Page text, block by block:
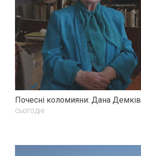
Почесні коломияни: Дана Демків
СЬОГОДНІ